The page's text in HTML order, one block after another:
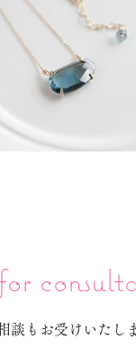
談もお受けいたし